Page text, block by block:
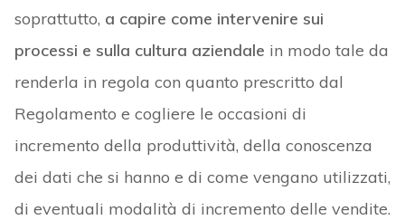
soprattutto, a capire come intervenire sui
processi e sulla cultura aziendale in modo tale da
renderla in regola con quanto prescritto dal
Regolamento e cogliere le occasioni di
incremento della produttività, della conoscenza
dei dati che si hanno e di come vengano utilizzati,
di eventuali modalità di incremento delle vendite.